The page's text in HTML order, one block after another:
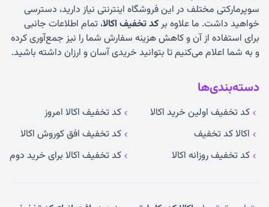
سوپرمارکتی مختلف در این فروشگاه اینترنتی نیاز دارید، دسترسی
خواهید داشت. ما علاوه برکد تخفیف اکالا، تمام اطلاعات جانبی
برای استفاده از آن و کاهش هزینه سفارش شما را نیز جمع‌آوری کرده
و به شما اعلام می‌کنیم تا بتوانید خریدی آسان و ارزان داشته باشید.
دسته‌بندی‌ها
کد تخفیف اولین خرید اکالا
کد تخفیف اکالا امروز
اکالا کد تخفیف
کد تخفیف افق کوروش اکالا
کد تخفیف روزانه اکالا
کد تخفیف اکالا برای خرید دوم